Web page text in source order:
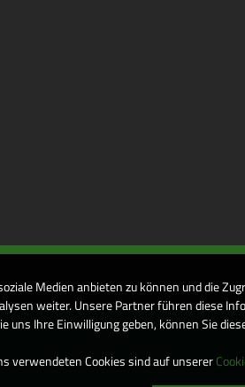
Medien anbieten zu können und die
weiter. Unsere Partner führen diese
Ihre Einwilligung geben, können Sie
verwendeten Cookies sind auf unserer